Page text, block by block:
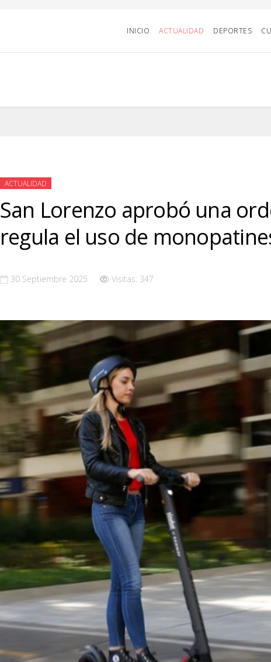
INICIO ACTUALIDAD DEPORTES
ACTUALIDAD
San Lorenzo aprobó una
regula el uso de
30 Septiembre 2025 Visitas: 347